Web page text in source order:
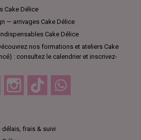
Cake Délice
— arrivages Cake Délice
Cake Délice
nos formations et ateliers Cake
: consultez le calendrier et inscrivez-
Pinterest Instagram TikTok
frais & suivi